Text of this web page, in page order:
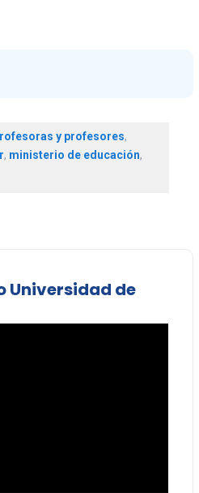
y profesores,
, ministerio de educación,
Universidad de